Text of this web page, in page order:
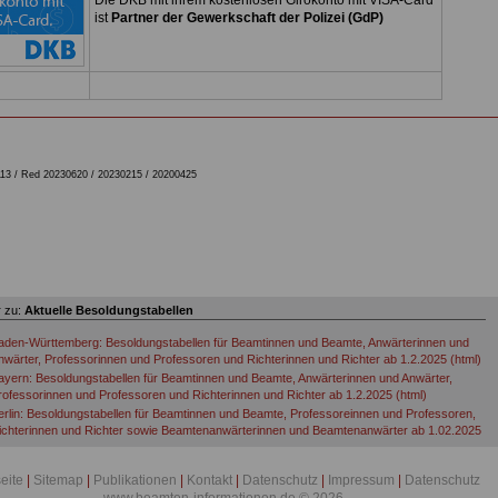
ist Partner der Gewerkschaft der Polizei (GdP)
/ Red 20230620 / 20230215 / 20200425
zu: Aktuelle Besoldungstabellen
Württemberg: Besoldungstabellen für Beamtinnen und Beamte, Anwärterinnen und
Professorinnen und Professoren und Richterinnen und Richter ab 1.2.2025 (html)
Besoldungstabellen für Beamtinnen und Beamte, Anwärterinnen und Anwärter,
und Professoren und Richterinnen und Richter ab 1.2.2025 (html)
Besoldungstabellen für Beamtinnen und Beamte, Professoreinnen und Professoren,
und Richter sowie Beamtenanwärterinnen und Beamtenanwärter ab 1.02.2025
01. Mai 2026
Sitemap Publikationen Kontakt Datenschutz Impressum
Datenschutz